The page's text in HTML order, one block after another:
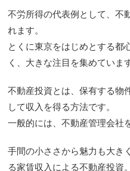
不労所得の代表例として、不
れます。
とくに東京をはじめとする都
く、大きな注目を集めていま
不動産投資とは、保有する物
して収入を得る方法です。
一般的には、不動産管理会社
手間の小ささから魅力も大き
る家賃収入による不動産投資。